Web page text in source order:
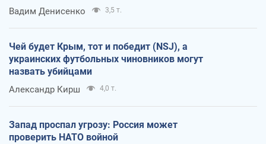
Вадим Денисенко 3,5 т.
Чей будет Крым, тот и победит (NSJ), а
украинских футбольных чиновников могут
назвать убийцами
Александр Кирш 4,0 т.
Запад проспал угрозу: Россия может
проверить НАТО войной